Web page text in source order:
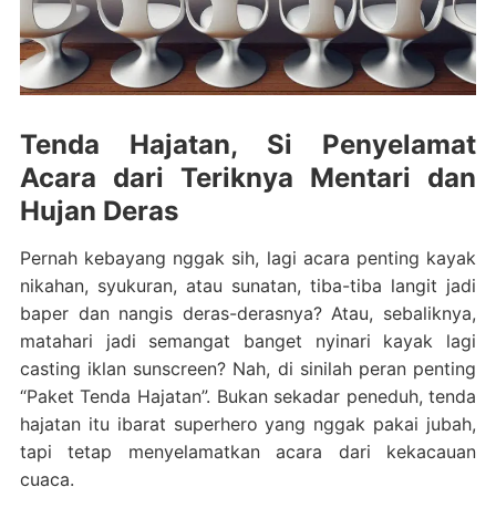
Tenda Hajatan, Si Penyelamat
Acara dari Teriknya Mentari dan
Hujan Deras
Pernah kebayang nggak sih, lagi acara penting kayak
nikahan, syukuran, atau sunatan, tiba-tiba langit jadi
baper dan nangis deras-derasnya? Atau, sebaliknya,
matahari jadi semangat banget nyinari kayak lagi
casting iklan sunscreen? Nah, di sinilah peran penting
“Paket Tenda Hajatan”. Bukan sekadar peneduh, tenda
hajatan itu ibarat superhero yang nggak pakai jubah,
tapi tetap menyelamatkan acara dari kekacauan
cuaca.